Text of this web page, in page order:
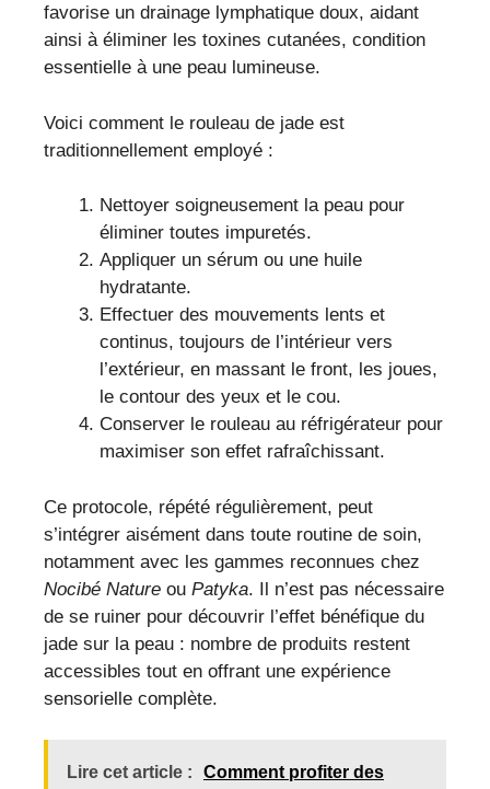
favorise un drainage lymphatique doux, aidant
ainsi à éliminer les toxines cutanées, condition
essentielle à une peau lumineuse.
Voici comment le rouleau de jade est
traditionnellement employé :
Nettoyer soigneusement la peau pour
éliminer toutes impuretés.
Appliquer un sérum ou une huile
hydratante.
Effectuer des mouvements lents et
continus, toujours de l’intérieur vers
l’extérieur, en massant le front, les joues,
le contour des yeux et le cou.
Conserver le rouleau au réfrigérateur pour
maximiser son effet rafraîchissant.
Ce protocole, répété régulièrement, peut
s’intégrer aisément dans toute routine de soin,
notamment avec les gammes reconnues chez
Nocibé Nature ou Patyka. Il n’est pas nécessaire
de se ruiner pour découvrir l’effet bénéfique du
jade sur la peau : nombre de produits restent
accessibles tout en offrant une expérience
sensorielle complète.
Lire cet article :
Comment profiter des